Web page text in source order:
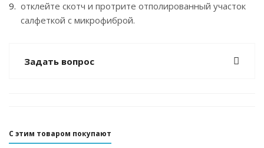
отклейте скотч и протрите отполированный участок
салфеткой с микрофиброй.
Задать вопрос
С этим товаром покупают